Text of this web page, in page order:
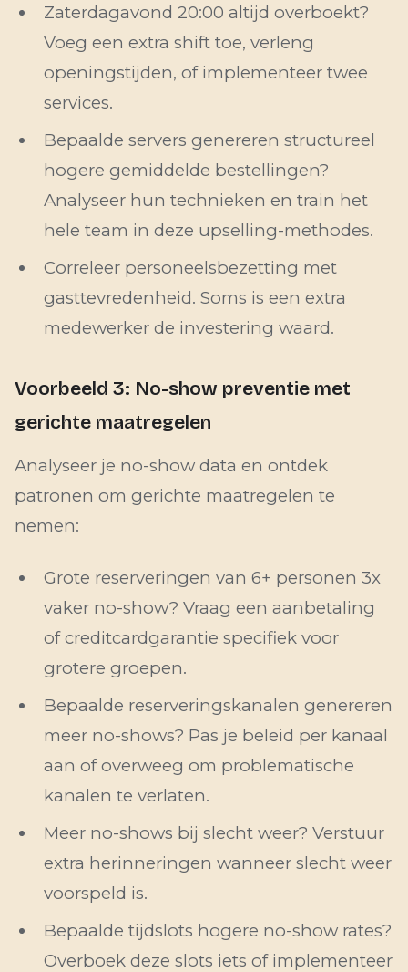
Zaterdagavond 20:00 altijd overboekt?
Voeg een extra shift toe, verleng
openingstijden, of implementeer twee
services.
Bepaalde servers genereren structureel
hogere gemiddelde bestellingen?
Analyseer hun technieken en train het
hele team in deze upselling-methodes.
Correleer personeelsbezetting met
gasttevredenheid. Soms is een extra
medewerker de investering waard.
Voorbeeld 3: No-show preventie met
gerichte maatregelen
Analyseer je no-show data en ontdek
patronen om gerichte maatregelen te
nemen:
Grote reserveringen van 6+ personen 3x
vaker no-show? Vraag een aanbetaling
of creditcardgarantie specifiek voor
grotere groepen.
Bepaalde reserveringskanalen genereren
meer no-shows? Pas je beleid per kanaal
aan of overweeg om problematische
kanalen te verlaten.
Meer no-shows bij slecht weer? Verstuur
extra herinneringen wanneer slecht weer
voorspeld is.
Bepaalde tijdslots hogere no-show rates?
Overboek deze slots iets of implementeer